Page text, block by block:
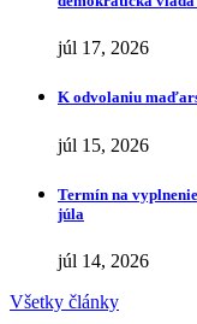
júl 17, 2026
K odvolaniu
júl 15, 2026
Termín na
júla
júl 14, 2026
Všetky články